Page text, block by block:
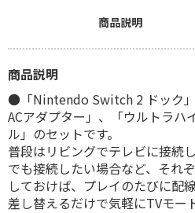
商品説明
商品説明
●「Nintendo Switch 2 ドック
ACアダプター」、「ウルトラハ
ル」のセットです。
普段はリビングでテレビに接続
でも接続したい場合など、それ
しておけば、プレイのたびに配
差し替えるだけで気軽にTVモー